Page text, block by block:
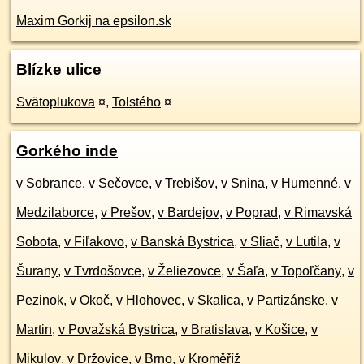
Maxim Gorkij na epsilon.sk
Blízke ulice
Svätoplukova ¤, Tolstého ¤
Gorkého inde
v Sobrance, v Sečovce, v Trebišov, v Snina, v Humenné, v
Medzilaborce, v Prešov, v Bardejov, v Poprad, v Rimavská
Sobota, v Fiľakovo, v Banská Bystrica, v Sliač, v Lutila, v
Šurany, v Tvrdošovce, v Želiezovce, v Šaľa, v Topoľčany, v
Pezinok, v Okoč, v Hlohovec, v Skalica, v Partizánske, v
Martin, v Považská Bystrica, v Bratislava, v Košice, v
Mikulov, v Držovice, v Brno, v Kroměříž